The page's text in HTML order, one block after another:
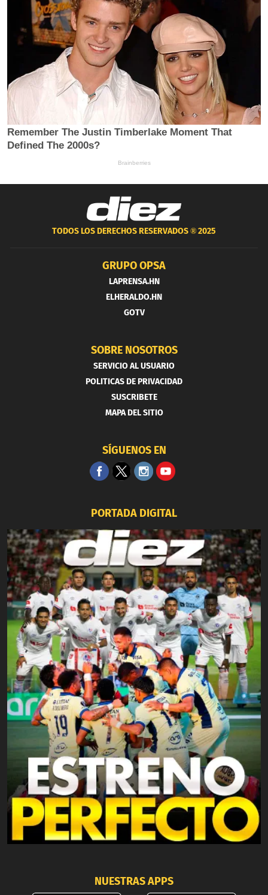
TODOS LOS DERECHOS RESERVADOS ®2025
GRUPO OPSA
LAPRENSA.HN
ELHERALDO.HN
GOTV
SOBRE NOSOTROS
SERVICIO AL USUARIO
POLITICAS DE PRIVACIDAD
SUSCRIBETE
MAPA DEL SITIO
SÍGUENOS EN
PORTADA DIGITAL
NUESTRAS APPS